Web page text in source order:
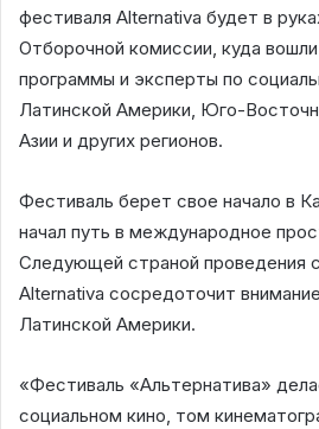
фестиваля Alternativa будет в
Отборочной комиссии, куда
программы и эксперты по
Латинской Америки, Юго-
Азии и других регионов.
Фестиваль берет свое начало в
начал путь в международное
Следующей страной проведения
Alternativa сосредоточит
Латинской Америки.
«Фестиваль «Альтернатива»
социальном кино, том